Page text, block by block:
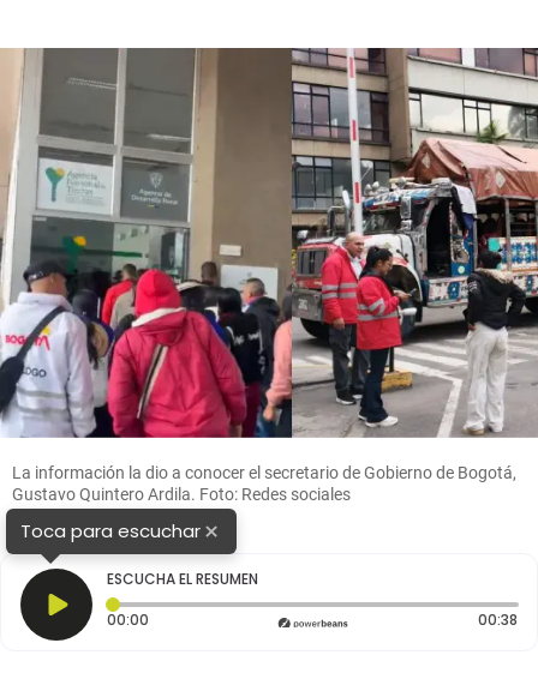
La información la dio a conocer el secretario de Gobierno de Bogotá,
Gustavo Quintero Ardila. Foto: Redes sociales
Toca para escuchar×
ESCUCHA EL RESUMEN
00:00 Tiempo transcurrido: 0 segundos 00:38